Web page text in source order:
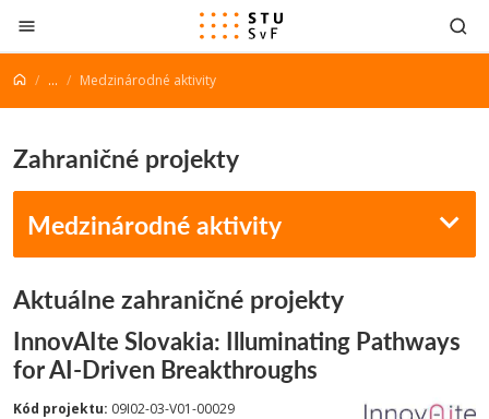
Prejsť na obsah
... Medzinárodné aktivity
Zahraničné projekty
Medzinárodné aktivity
Aktuálne zahraničné projekty
InnovAIte Slovakia: Illuminating Pathways
for AI-Driven Breakthroughs
Kód projektu: 09I02-03-V01-00029